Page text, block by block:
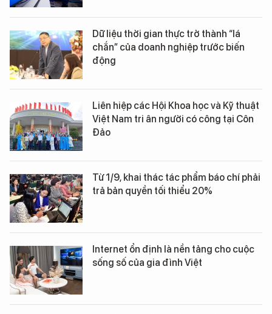
Dữ liệu thời gian thực trở thành “lá
chắn” của doanh nghiệp trước biến
động
Liên hiệp các Hội Khoa học và Kỹ thuật
Việt Nam tri ân người có công tại Côn
Đảo
Từ 1/9, khai thác tác phẩm báo chí phải
trả bản quyền tối thiểu 20%
Internet ổn định là nền tảng cho cuộc
sống số của gia đình Việt